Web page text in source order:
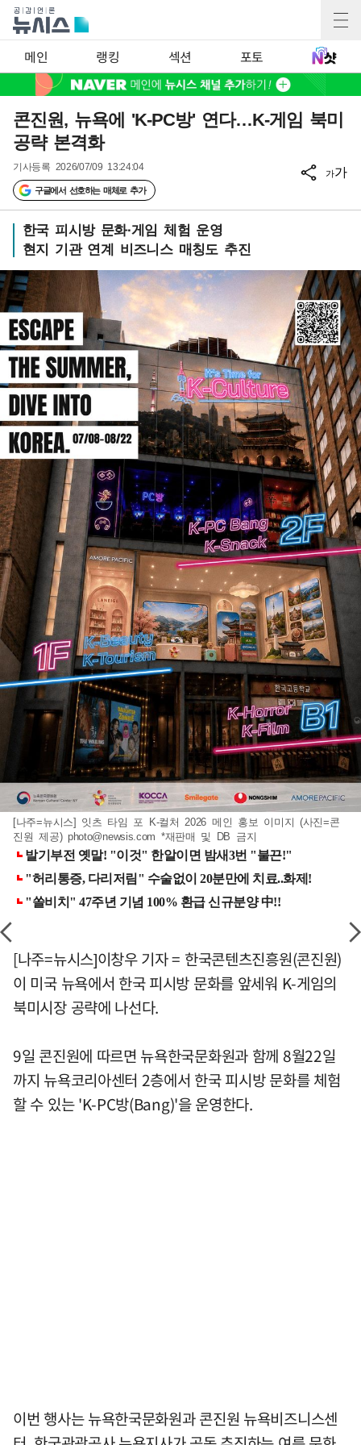
메인 랭킹 섹션 포토
콘진원, 뉴욕에 'K-PC방' 연다…K-게임 북미
공략 본격화
기사등록 2026/07/09 13:24:04
구글에서 선호하는 매체로 추가
가가
한국 피시방 문화·게임 체험 운영
현지 기관 연계 비즈니스 매칭도 추진
[나주=뉴시스] 잇츠 타임 포 K-컬처 2026 메인 홍보 이미지 (사진=콘
진원 제공) photo@newsis.com *재판매 및 DB 금지
[나주=뉴시스]이창우 기자 = 한국콘텐츠진흥원(콘진원)
이 미국 뉴욕에서 한국 피시방 문화를 앞세워 K-게임의
북미시장 공략에 나선다.
9일 콘진원에 따르면 뉴욕한국문화원과 함께 8월22일
까지 뉴욕코리아센터 2층에서 한국 피시방 문화를 체험
할 수 있는 'K-PC방(Bang)'을 운영한다.
이번 행사는 뉴욕한국문화원과 콘진원 뉴욕비즈니스센